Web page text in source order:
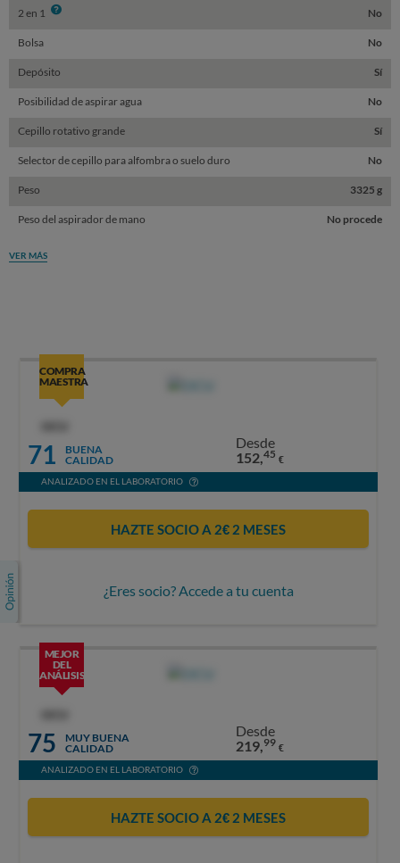
2 en 1 Info No
Bolsa No
Depósito Sí
Posibilidad de aspirar agua No
Cepillo rotativo grande Sí
Selector de cepillo para alfombra o suelo duro No
Peso 3325 g
Peso del aspirador de mano No procede
VER MÁS
COMPRA
MAESTRA
71
BUENA
CALIDAD
Desde
152,45 €
ANALIZADO EN EL LABORATORIO
HAZTE SOCIO A 2€ 2 MESES
¿Eres socio? Accede a tu cuenta
MEJOR
DEL
ANÁLISIS
75
MUY BUENA
CALIDAD
Desde
219,99 €
ANALIZADO EN EL LABORATORIO
HAZTE SOCIO A 2€ 2 MESES